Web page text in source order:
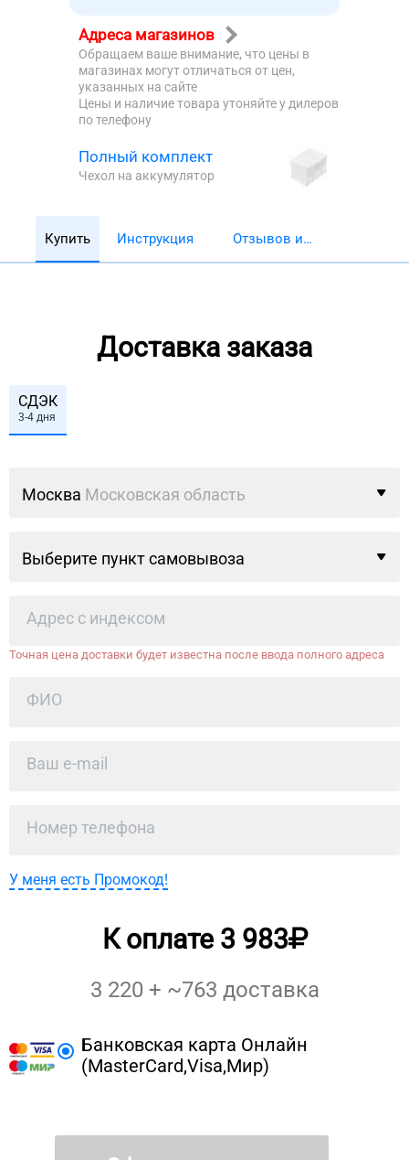
Адреса магазинов
Обращаем ваше внимание, что цены в
магазинах могут отличаться от цен,
указанных на сайте
Цены и наличие товара утоняйте у дилеров
по телефону
Полный комплект
Чехол на аккумулятор
Купить Инструкция
Отзывов и
Доставка заказа
СДЭК
3-4 дня
Москва Московская область
Выберите пункт самовывоза
Точная цена доставки будет известна после ввода полного адреса
У меня есть Промокод!
К оплате 3 983
3 220 + ~763 доставка
Банковская карта Онлайн
(MasterCard,Visa,Мир)